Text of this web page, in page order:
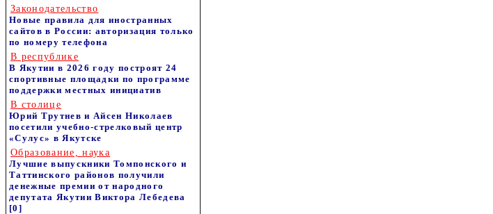
Законодательство
Новые правила для иностранных
сайтов в России: авторизация только
по номеру телефона
В республике
В Якутии в 2026 году построят 24
спортивные площадки по программе
поддержки местных инициатив
В столице
Юрий Трутнев и Айсен Николаев
посетили учебно-стрелковый центр
«Сулус» в Якутске
Образование, наука
Лучшие выпускники Томпонского и
Таттинского районов получили
денежные премии от народного
депутата Якутии Виктора Лебедева
[0]